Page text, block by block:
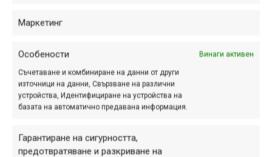
Маркетинг
Особености Винаги активен
Съчетаване и комбиниране на данни от други
източници на данни, Свързване на различни
устройства, Идентифициране на устройства на
базата на автоматично предавана информация.
Гарантиране на сигурността,
предотвратяване и разкриване на